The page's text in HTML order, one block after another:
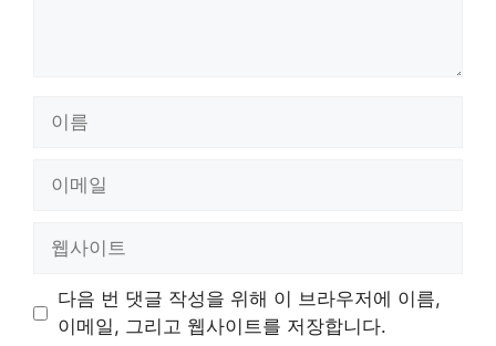
트
다음 번 댓글 작성을 위해 이 브라우저에 이름,
이메일, 그리고 웹사이트를 저장합니다.